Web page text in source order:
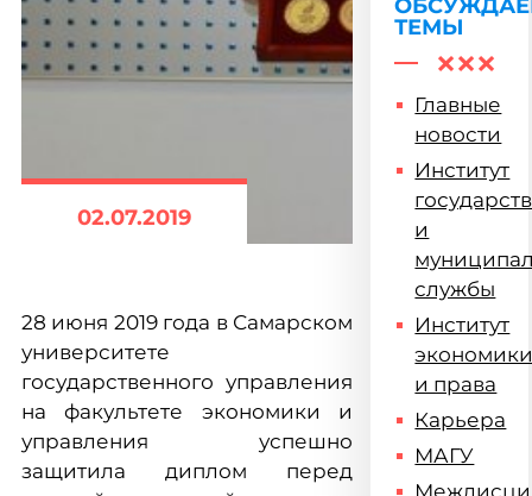
02.07.2019
28 июня 2019 года в Самарском
университете
государственного управления
на факультете экономики и
управления успешно
защитила диплом перед
ТЕМЫ
Главные
новости
Институт
и
службы
Институт
и права
Карьера
МАГУ